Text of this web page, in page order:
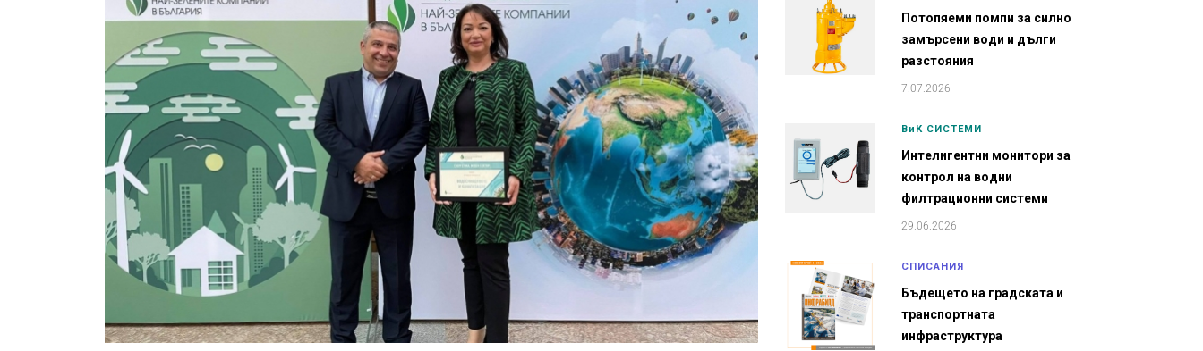
Потопяеми помпи за силно
замърсени води и дълги
разстояния
7.07.2026
ВиК СИСТЕМИ
Интелигентни монитори за
контрол на водни
филтрационни системи
29.06.2026
СПИСАНИЯ
Бъдещето на градската и
транспортната
инфраструктура